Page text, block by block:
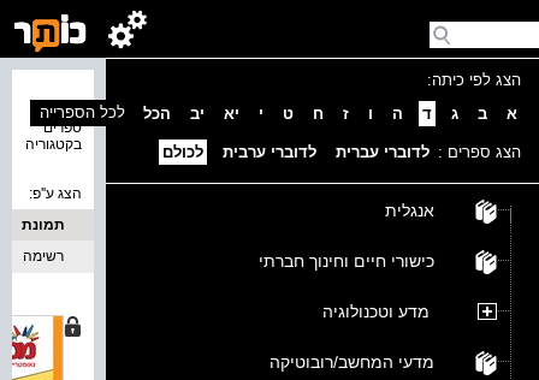
הצג לפי כיתה:
א
ב ג ד ה ו ז ח ט י יא יב הכל
הצג ספרים : לדוברי עברית לדוברי ערבית לכולם
אנגלית
כישורי חיים וחינוך חברתי
מדע וטכנולוגיה
מדעי המחשב/רובוטיקה
ספרים
בקטגוריה
לכל הספרייה
הצג ע''פ:
תמונת
כריכה
רשימה